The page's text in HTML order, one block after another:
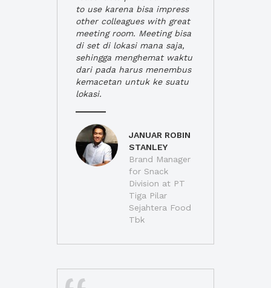
to use karena bisa impress
other colleagues with great
meeting room. Meeting bisa
di set di lokasi mana saja,
sehingga menghemat waktu
dari pada harus menembus
kemacetan untuk ke suatu
lokasi.
JANUAR ROBIN
STANLEY
Brand Manager
for Snack
Division at PT
Tiga Pilar
Sejahtera Food
Tbk